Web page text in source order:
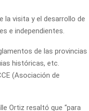
la visita y el desarrollo de
e independientes.
de las provincias
históricas, etc.
(Asociación de
Ortiz resaltó que “para